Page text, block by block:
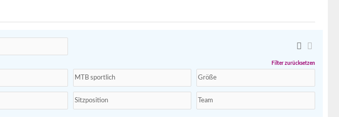
Filter zurücksetzen